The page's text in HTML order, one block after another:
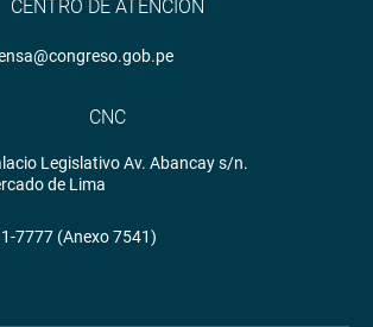
CENTRO DE ATENCIÓN
CNC
Legislativo Av. Abancay s/n.
de Lima
7777 (Anexo 7541)